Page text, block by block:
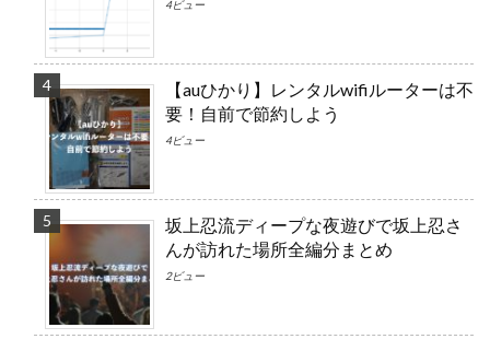
4ビュー
【auひかり】レンタルwifiルーターは不
要！自前で節約しよう
4ビュー
坂上忍流ディープな夜遊びで坂上忍さ
んが訪れた場所全編分まとめ
2ビュー